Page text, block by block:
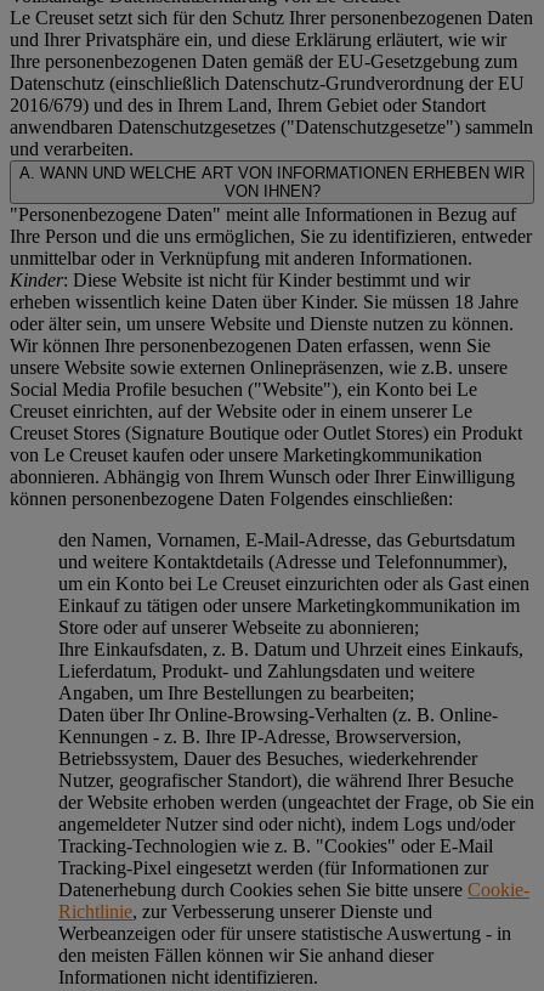
Le Creuset setzt sich für den Schutz Ihrer personenbezogenen Daten
und Ihrer Privatsphäre ein, und diese Erklärung erläutert, wie wir
Ihre personenbezogenen Daten gemäß der EU-Gesetzgebung zum
Datenschutz (einschließlich Datenschutz-Grundverordnung der EU
2016/679) und des in Ihrem Land, Ihrem Gebiet oder Standort
anwendbaren Datenschutzgesetzes ("Datenschutzgesetze") sammeln
und verarbeiten.
A. WANN UND WELCHE ART VON INFORMATIONEN ERHEBEN WIR
VON IHNEN?
"Personenbezogene Daten" meint alle Informationen in Bezug auf
Ihre Person und die uns ermöglichen, Sie zu identifizieren, entweder
unmittelbar oder in Verknüpfung mit anderen Informationen.
Kinder: Diese Website ist nicht für Kinder bestimmt und wir
erheben wissentlich keine Daten über Kinder. Sie müssen 18 Jahre
oder älter sein, um unsere Website und Dienste nutzen zu können.
Wir können Ihre personenbezogenen Daten erfassen, wenn Sie
unsere Website sowie externen Onlinepräsenzen, wie z.B. unsere
Social Media Profile besuchen ("Website"), ein Konto bei Le
Creuset einrichten, auf der Website oder in einem unserer Le
Creuset Stores (Signature Boutique oder Outlet Stores) ein Produkt
von Le Creuset kaufen oder unsere Marketingkommunikation
abonnieren. Abhängig von Ihrem Wunsch oder Ihrer Einwilligung
können personenbezogene Daten Folgendes einschließen:
den Namen, Vornamen, E-Mail-Adresse, das Geburtsdatum
und weitere Kontaktdetails (Adresse und Telefonnummer),
um ein Konto bei Le Creuset einzurichten oder als Gast einen
Einkauf zu tätigen oder unsere Marketingkommunikation im
Store oder auf unserer Webseite zu abonnieren;
Ihre Einkaufsdaten, z. B. Datum und Uhrzeit eines Einkaufs,
Lieferdatum, Produkt- und Zahlungsdaten und weitere
Angaben, um Ihre Bestellungen zu bearbeiten;
Daten über Ihr Online-Browsing-Verhalten (z. B. Online-
Kennungen - z. B. Ihre IP-Adresse, Browserversion,
Betriebssystem, Dauer des Besuches, wiederkehrender
Nutzer, geografischer Standort), die während Ihrer Besuche
der Website erhoben werden (ungeachtet der Frage, ob Sie ein
angemeldeter Nutzer sind oder nicht), indem Logs und/oder
Tracking-Technologien wie z. B. "Cookies" oder E-Mail
Tracking-Pixel eingesetzt werden (für Informationen zur
Datenerhebung durch Cookies sehen Sie bitte unsere Cookie-
Richtlinie, zur Verbesserung unserer Dienste und
Werbeanzeigen oder für unsere statistische Auswertung - in
den meisten Fällen können wir Sie anhand dieser
Informationen nicht identifizieren.